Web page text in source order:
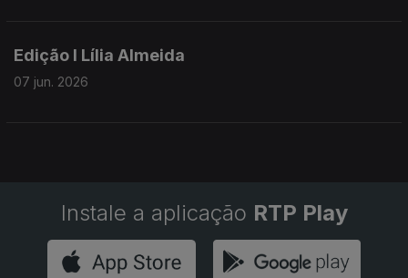
Edição I Lília Almeida
07 jun. 2026
Instale a aplicação RTP Play